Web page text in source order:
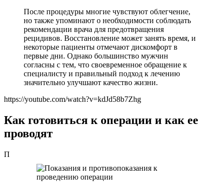
После процедуры многие чувствуют облегчение,
но также упоминают о необходимости соблюдать
рекомендации врача для предотвращения
рецидивов. Восстановление может занять время, и
некоторые пациенты отмечают дискомфорт в
первые дни. Однако большинство мужчин
согласны с тем, что своевременное обращение к
специалисту и правильный подход к лечению
значительно улучшают качество жизни.
https://youtube.com/watch?v=kdJd58b7Zhg
Как готовиться к операции и как ее
проводят
П